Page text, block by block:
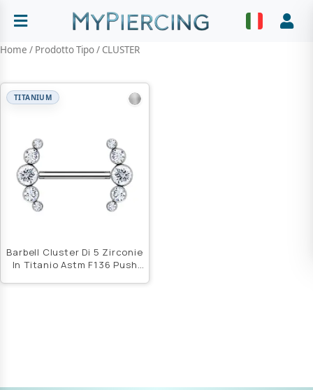
Abrir menu
Home / Prodotto Tipo / CLUSTER
TITANIUM
Barbell Cluster Di 5 Zirconie
In Titanio Astm F136 Push